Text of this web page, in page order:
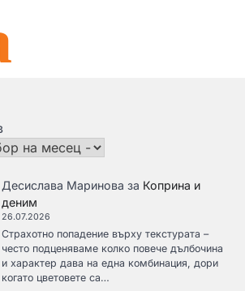
Десислава Маринова за Коприна и
деним
26.07.2026
Страхотно попадение върху текстурата –
често подценяваме колко повече дълбочина
и характер дава на една комбинация, дори
когато цветовете са…